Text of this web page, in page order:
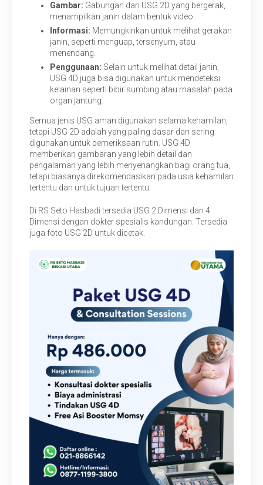
Gambar: Gabungan dari USG 2D yang bergerak,
menampilkan janin dalam bentuk video.
Informasi: Memungkinkan untuk melihat gerakan
janin, seperti menguap, tersenyum, atau
menendang.
Penggunaan: Selain untuk melihat detail janin,
USG 4D juga bisa digunakan untuk mendeteksi
kelainan seperti bibir sumbing atau masalah pada
organ jantung.
Semua jenis USG aman digunakan selama kehamilan,
tetapi USG 2D adalah yang paling dasar dan sering
digunakan untuk pemeriksaan rutin. USG 4D
memberikan gambaran yang lebih detail dan
pengalaman yang lebih menyenangkan bagi orang tua,
tetapi biasanya direkomendasikan pada usia kehamilan
tertentu dan untuk tujuan tertentu.
Di RS Seto Hasbadi tersedia USG 2 Dimensi dan 4
Dimensi dengan dokter spesialis kandungan. Tersedia
juga foto USG 2D untuk dicetak.